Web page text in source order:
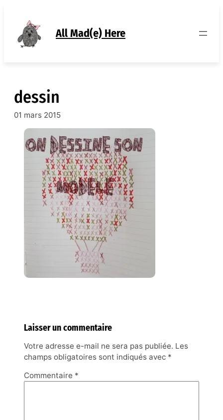
contenu
All Mad(e) Here
dessin
01 mars 2015
Laisser un commentaire
Votre adresse e-mail ne sera pas publiée. Les
champs obligatoires sont indiqués avec *
Commentaire *